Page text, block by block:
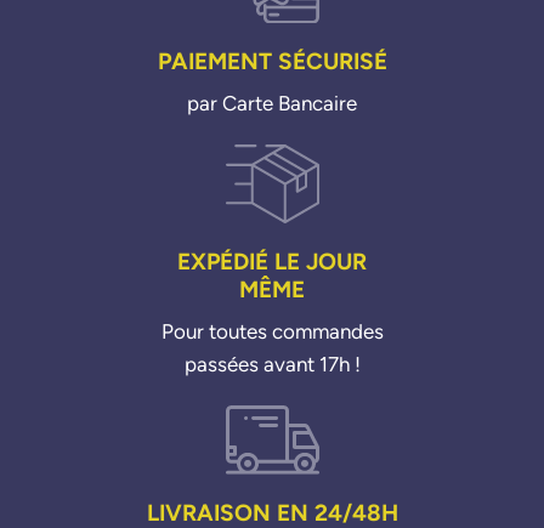
PAIEMENT SÉCURISÉ
par Carte Bancaire
EXPÉDIÉ LE JOUR
MÊME
Pour toutes commandes
passées avant 17h !
LIVRAISON EN 24/48H